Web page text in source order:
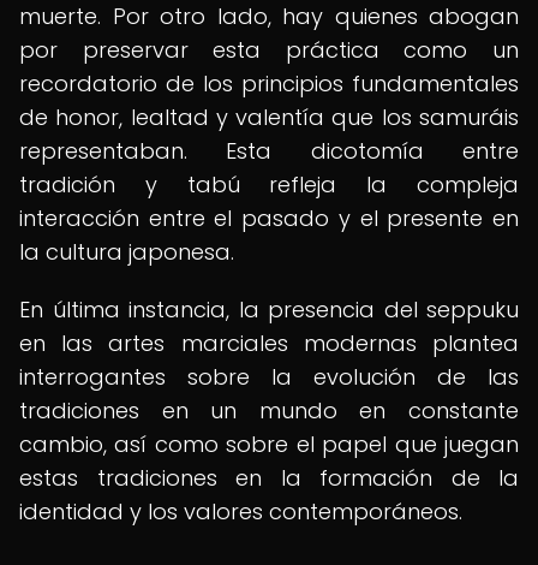
muerte. Por otro lado, hay quienes abogan
por preservar esta práctica como un
recordatorio de los principios fundamentales
de honor, lealtad y valentía que los samuráis
representaban. Esta dicotomía entre
tradición y tabú refleja la compleja
interacción entre el pasado y el presente en
la cultura japonesa.
En última instancia, la presencia del seppuku
en las artes marciales modernas plantea
interrogantes sobre la evolución de las
tradiciones en un mundo en constante
cambio, así como sobre el papel que juegan
estas tradiciones en la formación de la
identidad y los valores contemporáneos.